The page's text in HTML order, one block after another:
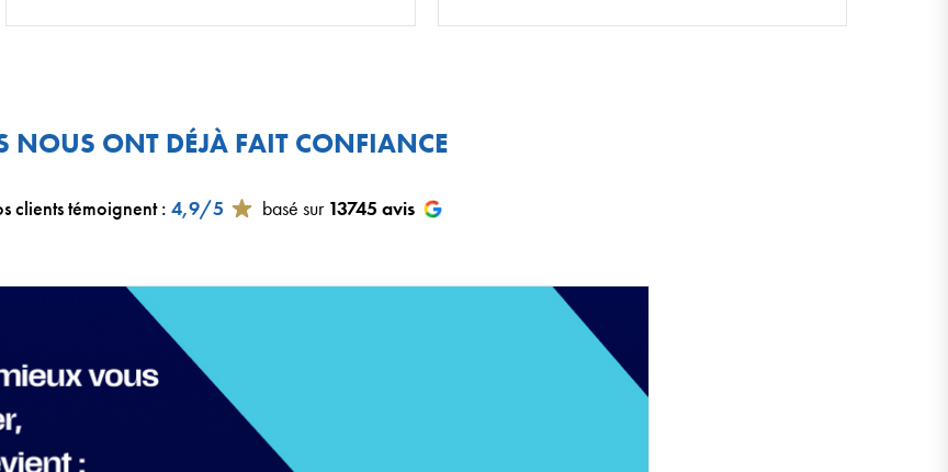
NOUS ONT DÉJÀ FAIT CONFIANCE
clients témoignent: 4,9/5 basé sur 13745 avis